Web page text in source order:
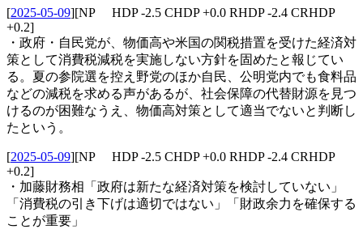
[2025-05-09][NP HDP -2.5 CHDP +0.0 RHDP -2.4 CRHDP
+0.2]
・政府・自民党が、物価高や米国の関税措置を受けた経済対
策として消費税減税を実施しない方針を固めたと報じてい
る。夏の参院選を控え野党のほか自民、公明党内でも食料品
などの減税を求める声があるが、社会保障の代替財源を見つ
けるのが困難なうえ、物価高対策として適当でないと判断し
たという。
[2025-05-09][NP HDP -2.5 CHDP +0.0 RHDP -2.4 CRHDP
+0.2]
・加藤財務相「政府は新たな経済対策を検討していない」
「消費税の引き下げは適切ではない」「財政余力を確保する
ことが重要」